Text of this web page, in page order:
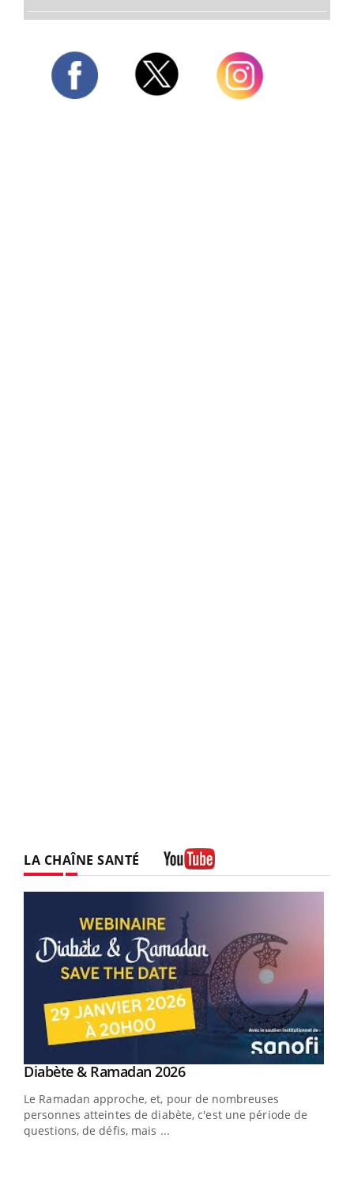
LA CHAÎNE SANTÉ
Youtube
Diabète & Ramadan 2026Youtube
Le Ramadan approche, et, pour de nombreuses
personnes atteintes de diabète, c'est une période de
questions, de défis, mais ...